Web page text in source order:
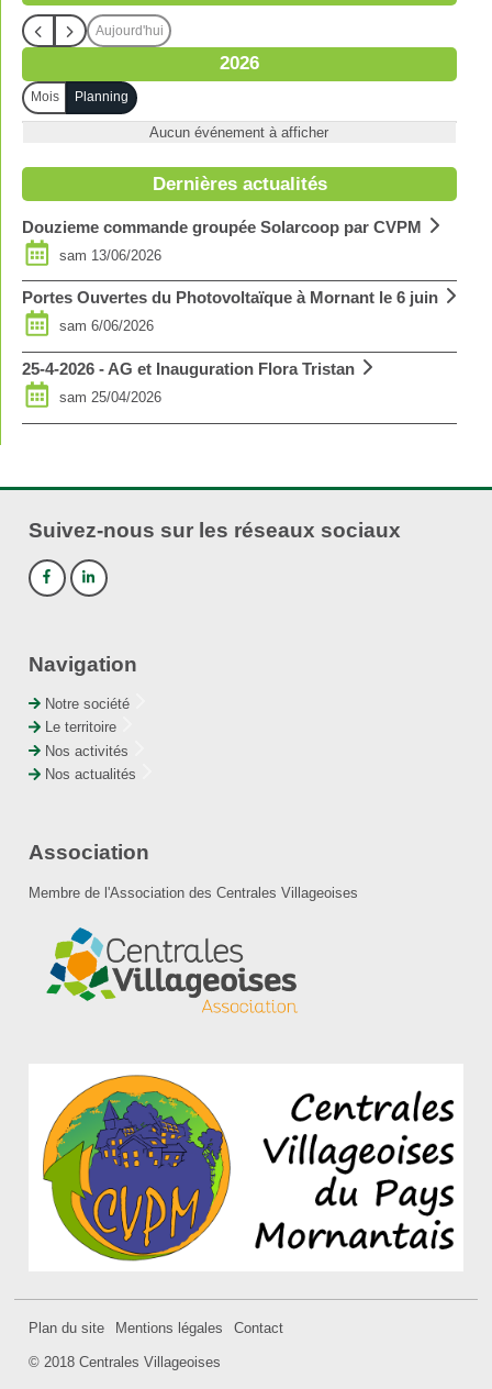
e
b
o
k
t
e
Aujourd'hui
2026
Mois Planning
Aucun événement à afficher
Dernières actualités
Douzieme commande groupée Solarcoop par CVPM
sam 13/06/2026
Portes Ouvertes du Photovoltaïque à Mornant le 6 juin
sam 6/06/2026
25-4-2026 - AG et Inauguration Flora Tristan
sam 25/04/2026
Suivez-nous sur les réseaux sociaux
Navigation
Notre société
Le territoire
Nos activités
Nos actualités
Association
Membre de l'Association des Centrales Villageoises
Pied
de
Plan du site Mentions légales Contact
© 2018 Centrales Villageoises